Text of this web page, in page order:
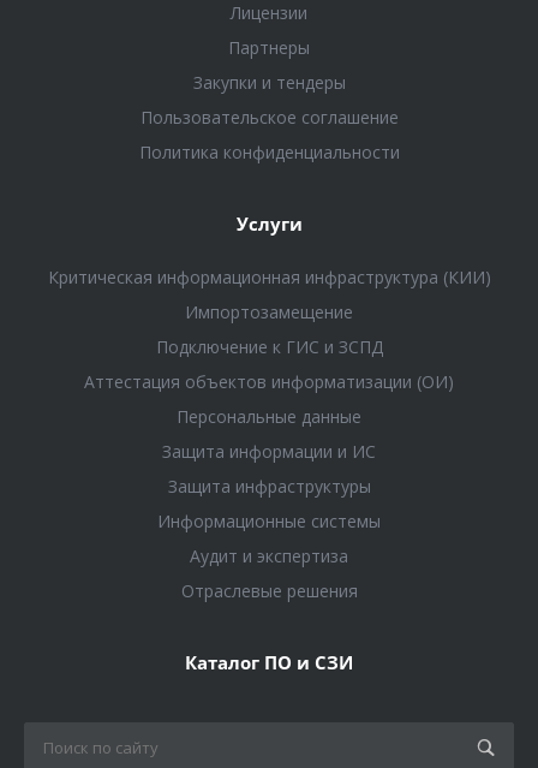
Лицензии
Партнеры
Закупки и тендеры
Пользовательское соглашение
Политика конфиденциальности
Услуги
Критическая информационная инфраструктура (КИИ)
Импортозамещение
Подключение к ГИС и ЗСПД
Аттестация объектов информатизации (ОИ)
Персональные данные
Защита информации и ИС
Защита инфраструктуры
Информационные системы
Аудит и экспертиза
Отраслевые решения
Каталог ПО и СЗИ